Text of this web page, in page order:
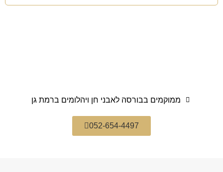
ממוקמים בבורסה לאבני חן ויהלומים ברמת גן
052-654-4497